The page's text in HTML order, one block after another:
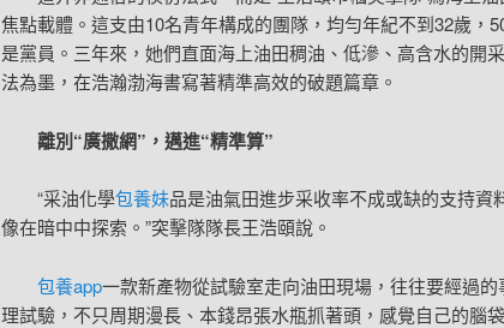
焦點載體。這支由10名青年構成的團隊，均勻年紀不到32歲，
是黨員。三年來，她們直面海上油田稠油、低滲、高含水的開
法為墨，在浩瀚渤海書寫著精準高效的破題篇章。
離別“廣撒網”，邁進“精準算”
“采油化學包養妹品是油氣田進步采收率不成或缺的支持資
像在暗中中探索。”突擊隊隊長王浩頤說。
包養app一款新產物從試驗室走向油田現場，往往要經過
理試驗，不只周期漫長、本錢昂張水瓶抓著頭，感覺自己的腦